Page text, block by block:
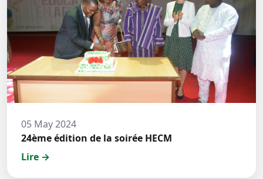
05 May 2024
24ème édition de la soirée HECM
Lire →